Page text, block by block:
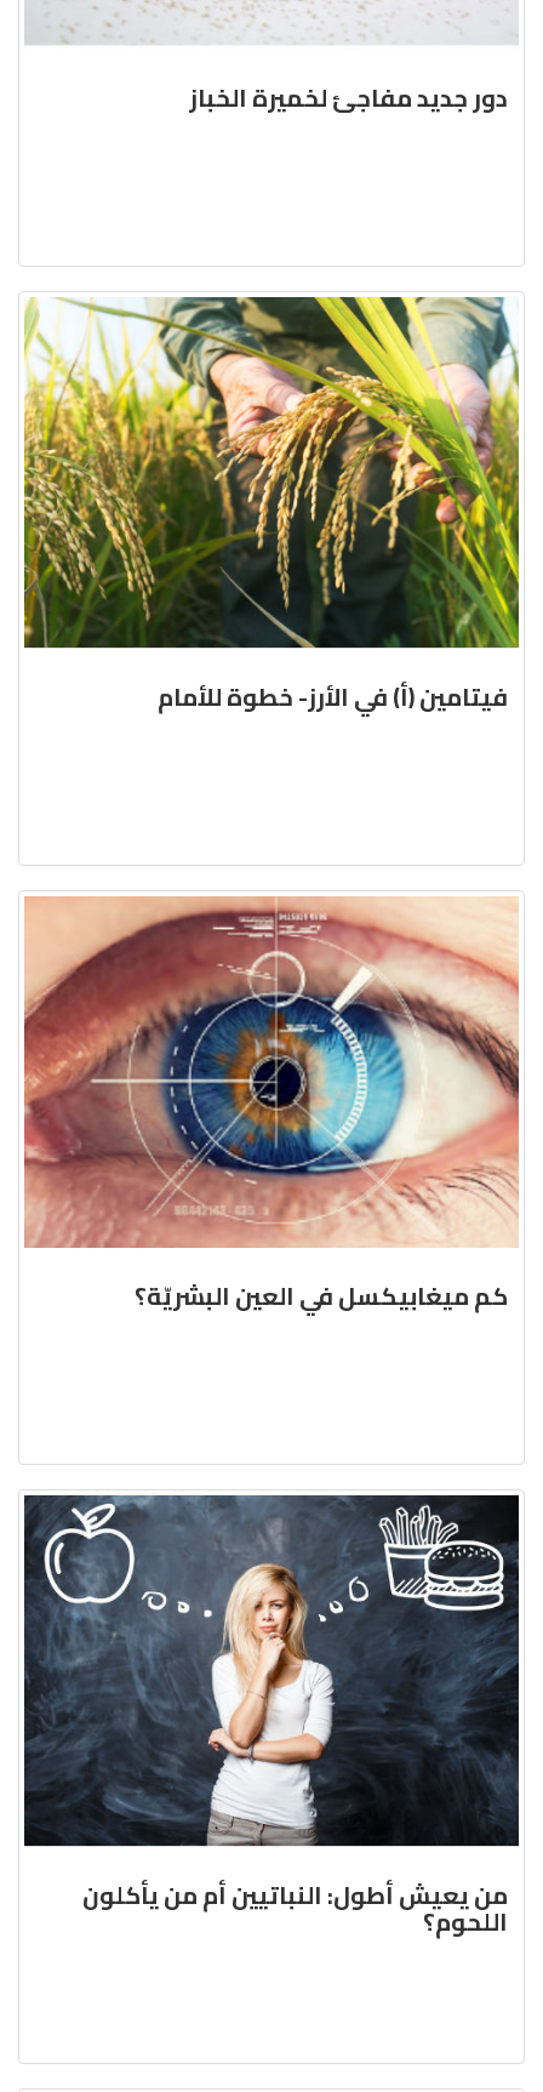
دور جديد مفاجئ لخميرة الخباز
فيتامين (أ) في الأرز- خطوة للأمام
كم ميغابيكسل في العين البشريّة؟
من يعيش أطول: النباتيين أم من يأكلون
اللحوم؟